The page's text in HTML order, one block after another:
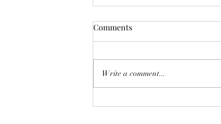
Comments
Write a comment...